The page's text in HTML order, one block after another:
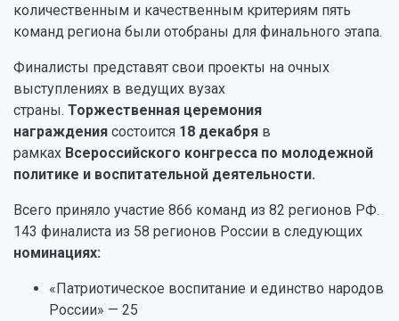
количественным и качественным критериям пять
команд региона были отобраны для финального этапа.
Финалисты представят свои проекты на очных
выступлениях в ведущих вузах
страны. Торжественная церемония
награждения состоится 18 декабря в
рамках Всероссийского конгресса по молодежной
политике и воспитательной деятельности.
Всего приняло участие 866 команд из 82 регионов РФ.
143 финалиста из 58 регионов России в следующих
номинациях:
«Патриотическое воспитание и единство народов
России» — 25